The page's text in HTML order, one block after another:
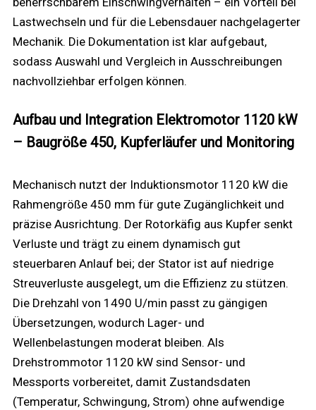
Lastwechseln und für die Lebensdauer nachgelagerter
Mechanik. Die Dokumentation ist klar aufgebaut,
sodass Auswahl und Vergleich in Ausschreibungen
nachvollziehbar erfolgen können.
Aufbau und Integration Elektromotor 1120 kW
– Baugröße 450, Kupferläufer und Monitoring
Mechanisch nutzt der Induktionsmotor 1120 kW die
Rahmengröße 450 mm für gute Zugänglichkeit und
präzise Ausrichtung. Der Rotorkäfig aus Kupfer senkt
Verluste und trägt zu einem dynamisch gut
steuerbaren Anlauf bei; der Stator ist auf niedrige
Streuverluste ausgelegt, um die Effizienz zu stützen.
Die Drehzahl von 1490 U/min passt zu gängigen
Übersetzungen, wodurch Lager- und
Wellenbelastungen moderat bleiben. Als
Drehstrommotor 1120 kW sind Sensor- und
Messports vorbereitet, damit Zustandsdaten
(Temperatur, Schwingung, Strom) ohne aufwendige